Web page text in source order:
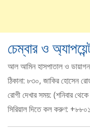
চেম্বার ও
আল আমিন হাসপাতাল ও
ঠিকানা: ৮৩০, জাকির হোসেন
রোগী দেখার সময়: (শনিবার
সিরিয়াল দিতে কল করুণ: